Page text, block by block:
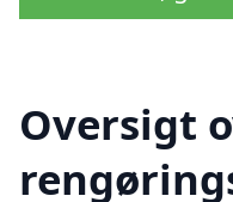
Oversigt